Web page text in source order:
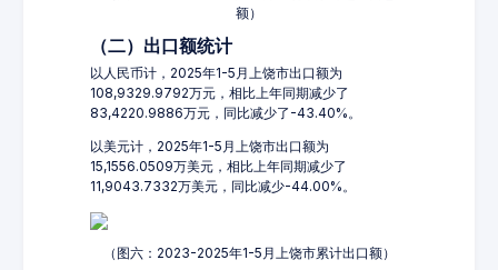
额）
（二）出口额统计
以人民币计，2025年1-5月上饶市出口额为
108,9329.9792万元，相比上年同期减少了
83,4220.9886万元，同比减少了-43.40%。
以美元计，2025年1-5月上饶市出口额为
15,1556.0509万美元，相比上年同期减少了
11,9043.7332万美元，同比减少-44.00%。
（图六：2023-2025年1-5月上饶市累计出口额）